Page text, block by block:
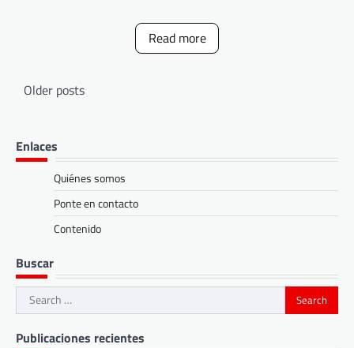
Read more
Posts
Older posts
Enlaces
Quiénes somos
Ponte en contacto
Contenido
Buscar
Search
for:
Publicaciones recientes